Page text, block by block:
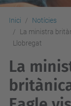
Inici
Notícies
La ministra
Llobregat
La